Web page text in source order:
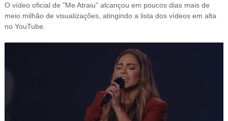
O vídeo oficial de "Me Atraiu" alcançou em poucos dias mais de
meio milhão de visualizações, atingindo a lista dos vídeos em alta
no YouTube.